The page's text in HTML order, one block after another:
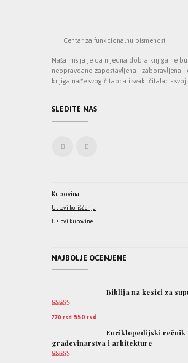
Centar za funkcionalnu pismenost
Naša misija je da nijedna dobra knjiga ne
neopravdano zapostavljena i zaboravljena i
knjiga nađe svog čitaoca i svaki čitalac -
SLEDITE NAS
Kupovina
Uslovi korišćenja
Uslovi kupovine
NAJBOLJE OCENJENE
Biblija na kesici za
5.00od 5
770 rsd 550 rsd
Enciklopedijski rečnik
građevinarstva i arhitekture